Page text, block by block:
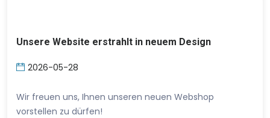
Unsere Website erstrahlt in neuem Design
2026-05-28
Wir freuen uns, Ihnen unseren neuen Webshop
vorstellen zu dürfen!